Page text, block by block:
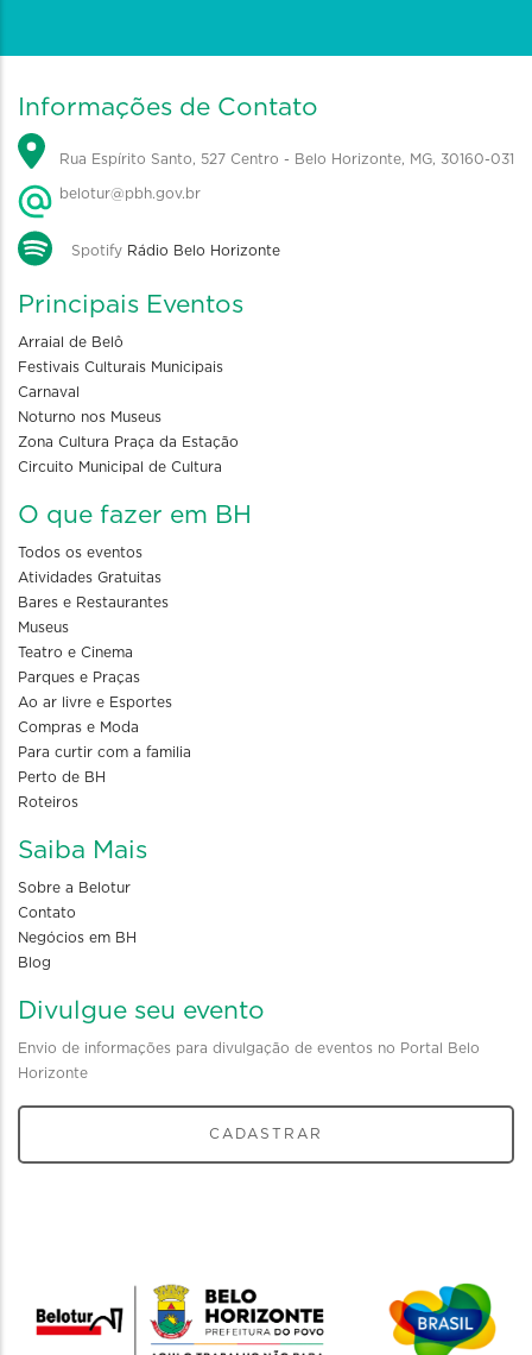
Informações de Contato
Rua Espírito Santo, 527 Centro - Belo Horizonte, MG, 30160-031
belotur@pbh.gov.br
Spotify Rádio Belo Horizonte
Principais Eventos
Arraial de Belô
Festivais Culturais Municipais
Carnaval
Noturno nos Museus
Zona Cultura Praça da Estação
Circuito Municipal de Cultura
O que fazer em BH
Todos os eventos
Atividades Gratuitas
Bares e Restaurantes
Museus
Teatro e Cinema
Parques e Praças
Ao ar livre e Esportes
Compras e Moda
Para curtir com a familia
Perto de BH
Roteiros
Saiba Mais
Sobre a Belotur
Contato
Negócios em BH
Blog
Divulgue seu evento
Envio de informações para divulgação de eventos no Portal Belo
Horizonte
CADASTRAR